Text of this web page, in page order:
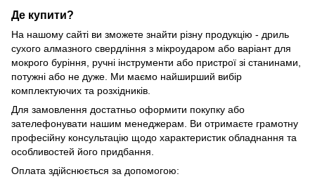
Де купити?
На нашому сайті ви зможете знайти різну продукцію - дриль
сухого алмазного свердління з мікроударом або варіант для
мокрого буріння, ручні інструменти або пристрої зі станинами,
потужні або не дуже. Ми маємо найширший вибір
комплектуючих та розхідників.
Для замовлення достатньо оформити покупку або
зателефонувати нашим менеджерам. Ви отримаєте грамотну
професійну консультацію щодо характеристик обладнання та
особливостей його придбання.
Оплата здійснюється за допомогою: